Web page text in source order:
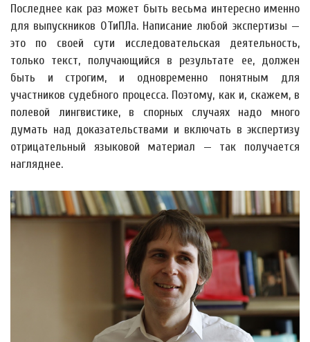
Последнее как раз может быть весьма интересно именно
для выпускников ОТиПЛа. Написание любой экспертизы —
это по своей сути исследовательская деятельность,
только текст, получающийся в результате ее, должен
быть и строгим, и одновременно понятным для
участников судебного процесса. Поэтому, как и, скажем, в
полевой лингвистике, в спорных случаях надо много
думать над доказательствами и включать в экспертизу
отрицательный языковой материал — так получается
нагляднее.